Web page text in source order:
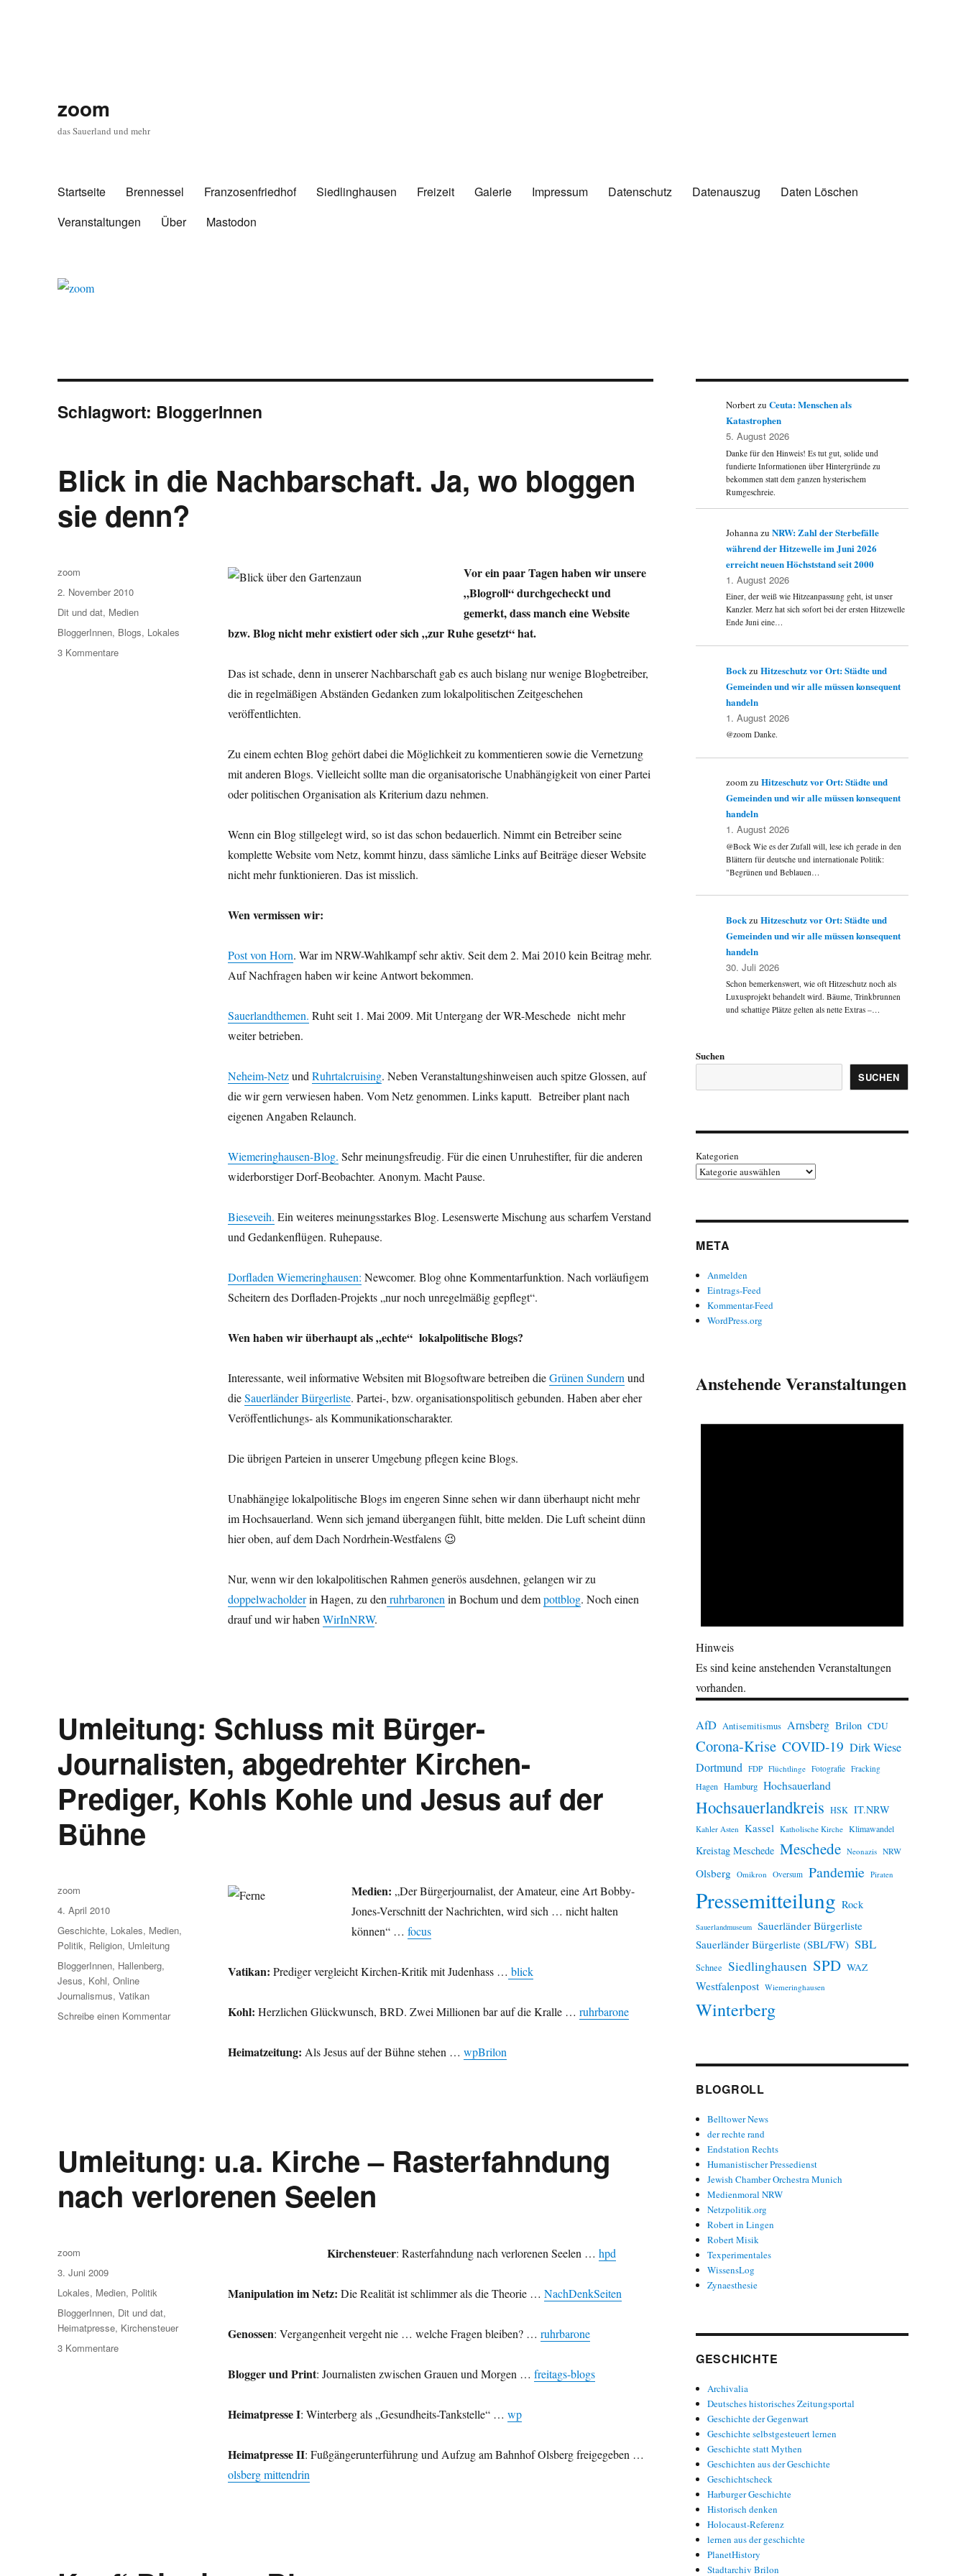
zoom
das Sauerland und mehr
Startseite Brennessel Franzosenfriedhof Siedlinghausen Freizeit Galerie Impressum Datenschutz Datenauszug
Daten Löschen
Veranstaltungen
Über Mastodon
Schlagwort: BloggerInnen
Blick in die Nachbarschaft. Ja, wo bloggen
sie denn?
Vor ein paar Tagen haben wir unsere
„Blogroll“ durchgecheckt und
gemerkt, dass manch eine Website
bzw. Blog nicht mehr existiert oder sich „zur Ruhe gesetzt“ hat.
Das ist schade, denn in unserer Nachbarschaft gab es auch bislang nur wenige Blogbetreiber,
die in regelmäßigen Abständen Gedanken zum lokalpolitischen Zeitgeschehen
veröffentlichten.
Zu einem echten Blog gehört dabei die Möglichkeit zu kommentieren sowie die Vernetzung
mit anderen Blogs. Vielleicht sollte man die organisatorische Unabhängigkeit von einer Partei
oder politischen Organisation als Kriterium dazu nehmen.
Wenn ein Blog stillgelegt wird, so ist das schon bedauerlich. Nimmt ein Betreiber seine
komplette Website vom Netz, kommt hinzu, dass sämliche Links auf Beiträge dieser Website
nicht mehr funktionieren. Das ist misslich.
Wen vermissen wir:
Post von Horn. War im NRW-Wahlkampf sehr aktiv. Seit dem 2. Mai 2010 kein Beitrag mehr.
Auf Nachfragen haben wir keine Antwort bekommen.
Sauerlandthemen. Ruht seit 1. Mai 2009. Mit Untergang der WR-Meschede nicht mehr
weiter betrieben.
Neheim-NetzundRuhrtalcruising. Neben Veranstaltungshinweisen auch spitze Glossen, auf
die wir gern verwiesen haben. Vom Netz genommen. Links kaputt. Betreiber plant nach
eigenen Angaben Relaunch.
Wiemeringhausen-Blog. Sehr meinungsfreudig. Für die einen Unruhestifter, für die anderen
widerborstiger Dorf-Beobachter. Anonym. Macht Pause.
Bieseveih. Ein weiteres meinungsstarkes Blog. Lesenswerte Mischung aus scharfem Verstand
und Gedankenflügen. Ruhepause.
Dorfladen Wiemeringhausen: Newcomer. Blog ohne Kommentarfunktion. Nach vorläufigem
Scheitern des Dorfladen-Projekts „nur noch unregelmäßig gepflegt“.
Wen haben wir überhaupt als „echte“ lokalpolitische Blogs?
Interessante, weil informative Websiten mit Blogsoftware betreiben dieGrünen Sundernund
dieSauerländer Bürgerliste. Partei-, bzw. organisationspolitisch gebunden. Haben aber eher
Veröffentlichungs- als Kommunikationscharakter.
Die übrigen Parteien in unserer Umgebung pflegen keine Blogs.
Unabhängige lokalpolitische Blogs im engeren Sinne sehen wir dann überhaupt nicht mehr
im Hochsauerland. Wenn sich jemand übergangen fühlt, bitte melden. Die Luft scheint dünn
hier oben, auf dem Dach Nordrhein-Westfalens 😉
Nur, wenn wir den lokalpolitischen Rahmen generös ausdehnen, gelangen wir zu
doppelwacholderin Hagen, zu denruhrbaronenin Bochum und dempottblog. Noch einen
drauf und wir habenWirInNRW.
Autor
zoom
Veröffentlicht
am
2. November 2010
Kategorien
Dit und dat, Medien
Schlagwörter
BloggerInnen, Blogs, Lokales
3 Kommentarezu
Umleitung: Schluss mit Bürger-
Journalisten, abgedrehter Kirchen-
Prediger, Kohls Kohle und Jesus auf der
Bühne
Medien: „Der Bürgerjournalist, der Amateur, eine Art Bobby-
Jones-Verschnitt der Nachrichten, wird sich … nicht halten
können“ … focus
Vatikan: Prediger vergleicht Kirchen-Kritik mit Judenhass … blick
Kohl: Herzlichen Glückwunsch, BRD. Zwei Millionen bar auf die Kralle … ruhrbarone
Heimatzeitung: Als Jesus auf der Bühne stehen … wpBrilon
Autor
zoom
Veröffentlicht
am
4. April 2010
Kategorien
Geschichte, Lokales, Medien,
Politik, Religion, Umleitung
Schlagwörter
BloggerInnen, Hallenberg,
Jesus, Kohl,Online
Journalismus,Vatikan
Schreibe einen Kommentarzu
Kohle
und
Jesus
auf
Umleitung: u.a. Kirche – Rasterfahndung
nach verlorenen Seelen
Kirchensteuer: Rasterfahndung nach verlorenen Seelen … hpd
Manipulation im Netz: Die Realität ist schlimmer als die Theorie … NachDenkSeiten
Genossen: Vergangenheit vergeht nie … welche Fragen bleiben? … ruhrbarone
Blogger und Print: Journalisten zwischen Grauen und Morgen … freitags-blogs
Heimatpresse I: Winterberg als „Gesundheits-Tankstelle“ … wp
Heimatpresse II: Fußgängerunterführung und Aufzug am Bahnhof Olsberg freigegeben …
olsberg mittendrin
Autor
zoom
Veröffentlicht
am
3. Juni 2009
Kategorien
Lokales, Medien, Politik
Schlagwörter
BloggerInnen, Dit und dat,
Heimatpresse, Kirchensteuer
3 Kommentarezu
NorbertzuCeuta: Menschen als
Katastrophen
5. August 2026
Danke für den Hinweis! Es tut gut, solide und
fundierte Informationen über Hintergründe zu
bekommen statt dem ganzen hysterischem
Rumgeschreie.
JohannazuNRW: Zahl der Sterbefälle
während der Hitzewelle im Juni 2026
erreicht neuen Höchststand seit 2000
1. August 2026
Einer, der weiß wie Hitzeanpassung geht, ist unser
Kanzler. Merz hat sich sofort bei der ersten Hitzewelle
Ende Juni eine…
BockzuHitzeschutz vor Ort: Städte und
Gemeinden und wir alle müssen konsequent
handeln
1. August 2026
@zoom Danke.
zoomzuHitzeschutz vor Ort: Städte und
Gemeinden und wir alle müssen konsequent
handeln
1. August 2026
@Bock Wie es der Zufall will, lese ich gerade in den
Blättern für deutsche und internationale Politik:
"Begrünen und Beblauen…
BockzuHitzeschutz vor Ort: Städte und
Gemeinden und wir alle müssen konsequent
handeln
30. Juli 2026
Schon bemerkenswert, wie oft Hitzeschutz noch als
Luxusprojekt behandelt wird. Bäume, Trinkbrunnen
und schattige Plätze gelten als nette Extras –…
Suchen
SUCHEN
Kategorien
META
Anmelden
Eintrags-Feed
Kommentar-Feed
WordPress.org
Anstehende Veranstaltungen
Hinweis
Es sind keine anstehenden Veranstaltungen
vorhanden.
AfD Antisemitismus Arnsberg Brilon CDU
Corona-Krise COVID-19 Dirk Wiese
Dortmund FDP Flüchtlinge Fotografie Fracking
Hagen Hamburg Hochsauerland
Hochsauerlandkreis HSK IT.NRW
Kahler Asten Kassel Katholische Kirche Klimawandel
Kreistag Meschede Meschede Neonazis NRW
Olsberg Omikron Oversum Pandemie Piraten
Pressemitteilung Rock
Sauerlandmuseum Sauerländer Bürgerliste
Sauerländer Bürgerliste (SBL/FW) SBL
Schnee Siedlinghausen SPD WAZ
Westfalenpost Wiemeringhausen
Winterberg
BLOGROLL
Belltower News
der rechte rand
Endstation Rechts
Humanistischer Pressedienst
Jewish Chamber Orchestra Munich
Medienmoral NRW
Netzpolitik.org
Robert in Lingen
Robert Misik
Texperimentales
WissensLog
Zynaesthesie
GESCHICHTE
Archivalia
Deutsches historisches Zeitungsportal
Geschichte der Gegenwart
Geschichte selbstgesteuert lernen
Geschichte statt Mythen
Geschichten aus der Geschichte
Geschichtscheck
Harburger Geschichte
Historisch denken
Holocaust-Referenz
lernen aus der geschichte
PlanetHistory
Stadtarchiv Brilon